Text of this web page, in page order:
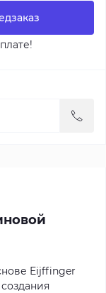
Eijffinger